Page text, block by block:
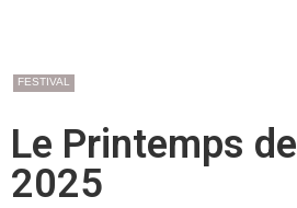
FESTIVAL
Le Printemps
2025